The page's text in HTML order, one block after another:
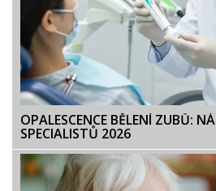
OPALESCENCE BĚLENÍ ZUBŮ:
SPECIALISTŮ 2026